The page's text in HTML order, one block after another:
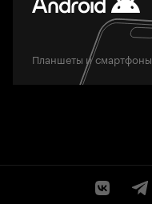
Планшеты и смартфоны